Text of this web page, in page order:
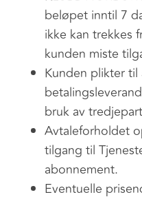
beløpet inntil 7
ikke kan trekkes
kunden miste
Kunden plikter
bruk av
Avtaleforholdet
tilgang til
abonnement.
Eventuelle